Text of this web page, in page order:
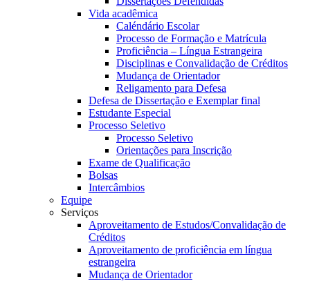
Vida acadêmica
Caléndário Escolar
Processo de Formação e Matrícula
Proficiência – Língua Estrangeira
Disciplinas e Convalidação de Créditos
Mudança de Orientador
Religamento para Defesa
Defesa de Dissertação e Exemplar final
Estudante Especial
Processo Seletivo
Processo Seletivo
Orientações para Inscrição
Exame de Qualificação
Bolsas
Intercâmbios
Equipe
Serviços
Aproveitamento de Estudos/Convalidação de
Créditos
Aproveitamento de proficiência em língua
estrangeira
Mudança de Orientador